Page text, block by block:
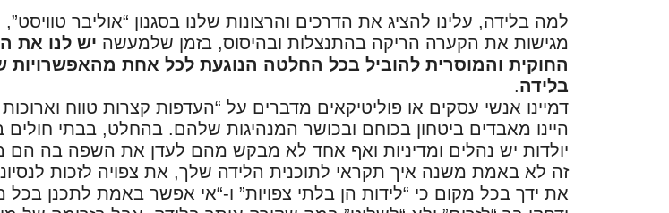
למה בלידה, עלינו להציג את הדרכים והרצונות שלנו בסגנון “אוליבר
מגישות את הקערה הריקה בהתנצלות ובהיסוס, בזמן שלמעשה יש לנו את
החוקית והמוסרית להוביל בכל החלטה הנוגעת לכל אחת מהאפשרויות
בלידה.
דמיינו אנשי עסקים או פוליטיקאים מדברים על “העדפות קצרות טווח וארוכות
היינו מאבדים ביטחון בכוחם ובכושר המנהיגות שלהם. בהחלט, בבתי חולים
יולדות יש נהלים ומדיניות ואף אחד לא מבקש מהם לעדן את השפה בה
זה לא באמת משנה איך תקראי לתוכנית הלידה שלך, את צפויה לזכות
את ידך בכל מקום כי “לידות הן בלתי צפויות” ו-“אי אפשר באמת לתכנן בכל